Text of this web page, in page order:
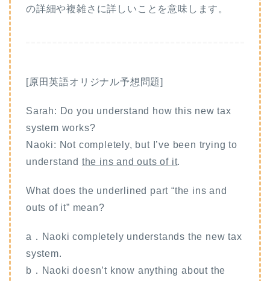
の詳細や複雑さに詳しいことを意味します。
[原田英語オリジナル予想問題]
Sarah: Do you understand how this new tax
system works?
Naoki: Not completely, but I’ve been trying to
understand the ins and outs of it.
What does the underlined part “the ins and
outs of it” mean?
a．Naoki completely understands the new tax
system.
b．Naoki doesn’t know anything about the